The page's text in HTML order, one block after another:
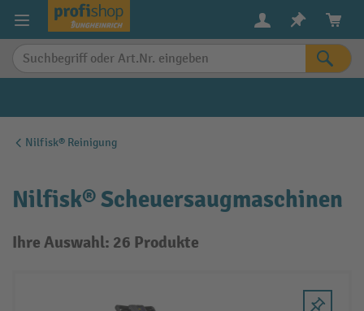
springen
Nilfisk® Reinigung
Nilfisk® Scheuersaugmaschinen
Ihre Auswahl: 26 Produkte